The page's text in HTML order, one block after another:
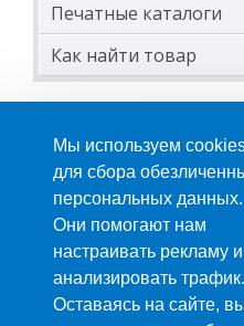
Печатные каталоги
Как найти товар
ПРОИЗВОДСТВО ПЛАСТМАССОВЫХ
+7 (495) 989-29-
Мы используем
для сбора
персональных данных.
Они помогают нам
настраивать рекламу и
анализировать трафик.
Оставаясь на сайте,